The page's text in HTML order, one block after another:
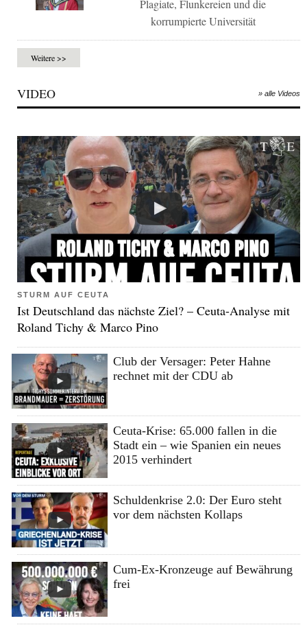
Plagiate, Flunkereien und die
korrumpierte Universität
Weitere >>
VIDEO » alle Videos
STURM AUF CEUTA
Ist Deutschland das nächste Ziel? – Ceuta-Analyse mit
Roland Tichy & Marco Pino
Club der Versager: Peter Hahne
rechnet mit der CDU ab
Ceuta-Krise: 65.000 fallen in die
Stadt ein – wie Spanien ein neues
2015 verhindert
Schuldenkrise 2.0: Der Euro steht
vor dem nächsten Kollaps
Cum-Ex-Kronzeuge auf Bewährung
frei